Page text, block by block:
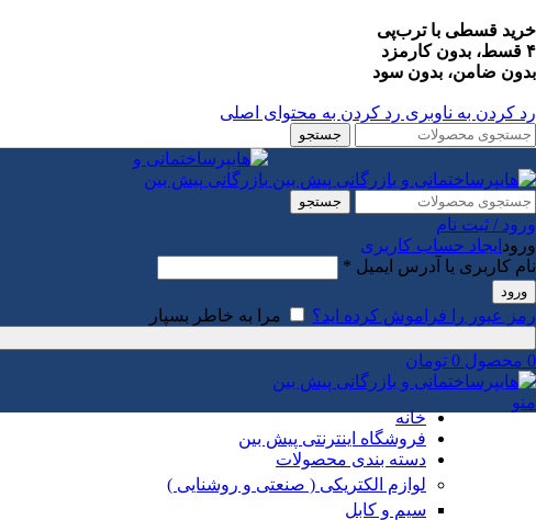
خرید قسطی با ترب‌پی
۴ قسط، بدون کارمزد
بدون ضامن، بدون سود
رد کردن به ناوبری رد کردن به محتوای اصلی
جستجو
جستجو
ورود / ثبت نام
ورود ایجاد حساب کاربری
نام کاربری یا آدرس ایمیل *
ورود
رمز عبور را فراموش کرده اید؟ مرا به خاطر بسپار
0 محصول 0 تومان
منو
خانه
فروشگاه اینترنتی پیش بین
دسته بندی محصولات
لوازم الکتریکی ( صنعتی و روشنایی )
سیم و کابل